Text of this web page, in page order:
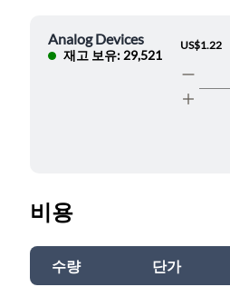
Analog Devices
재고 보유: 29,521
US$1.22
비용
수량 단가